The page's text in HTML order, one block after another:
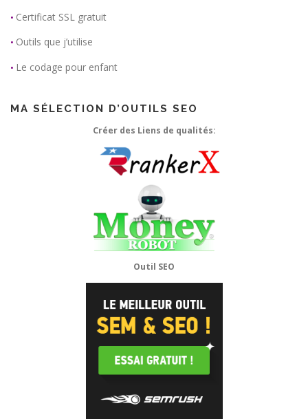
• Certificat SSL gratuit
• Outils que j’utilise
• Le codage pour enfant
MA SÉLECTION D’OUTILS SEO
Créer des Liens de qualités:
Outil SEO